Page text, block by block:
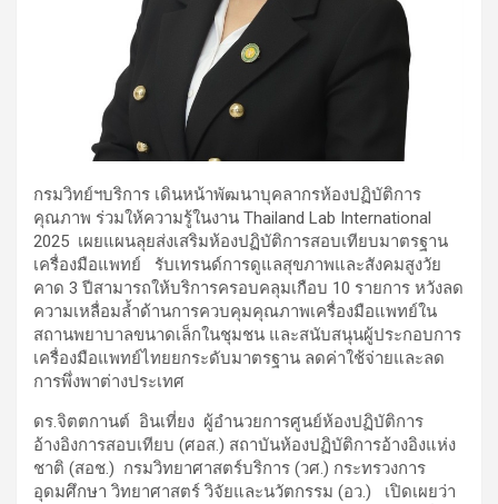
กรมวิทย์ฯบริการ เดินหน้าพัฒนาบุคลากรห้องปฏิบัติการ
คุณภาพ ร่วมให้ความรู้ในงาน Thailand Lab International
2025 เผยแผนลุยส่งเสริมห้องปฏิบัติการสอบเทียบมาตรฐาน
เครื่องมือแพทย์ รับเทรนด์การดูแลสุขภาพและสังคมสูงวัย
คาด 3 ปีสามารถให้บริการครอบคลุมเกือบ 10 รายการ หวังลด
ความเหลื่อมล้ำด้านการควบคุมคุณภาพเครื่องมือแพทย์ใน
สถานพยาบาลขนาดเล็กในชุมชน และสนับสนุนผู้ประกอบการ
เครื่องมือแพทย์ไทยยกระดับมาตรฐาน ลดค่าใช้จ่ายและลด
การพึ่งพาต่างประเทศ
ดร.จิตตกานต์ อินเที่ยง ผู้อำนวยการศูนย์ห้องปฏิบัติการ
อ้างอิงการสอบเทียบ (ศอส.) สถาบันห้องปฏิบัติการอ้างอิงแห่ง
ชาติ (สอช.) กรมวิทยาศาสตร์บริการ (วศ.) กระทรวงการ
อุดมศึกษา วิทยาศาสตร์ วิจัยและนวัตกรรม (อว.) เปิดเผยว่า